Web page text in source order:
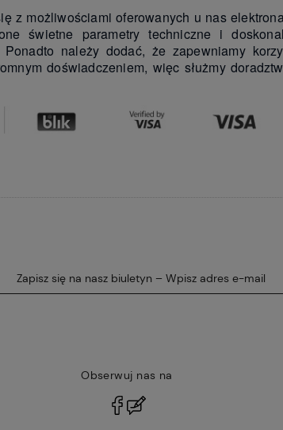
z możliwościami oferowanych u nas
świetne parametry techniczne i
Ponadto należy dodać, że zapewniamy
doświadczeniem, więc służmy
Zapisz się na nasz biuletyn – Wpisz adres e-mail
Obserwuj nas na